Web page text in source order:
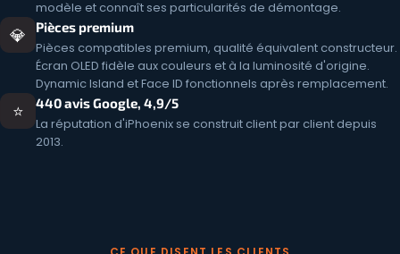
modèle et connaît ses particularités de démontage.
💎 Pièces premium
Pièces compatibles premium, qualité équivalent constructeur.
Écran OLED fidèle aux couleurs et à la luminosité d'origine.
Dynamic Island et Face ID fonctionnels après remplacement.
⭐ 440 avis Google, 4,9/5
La réputation d'iPhoenix se construit client par client depuis
2013.